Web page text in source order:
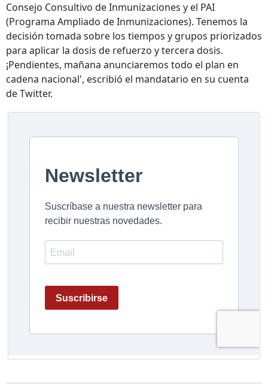
Consejo Consultivo de Inmunizaciones y el PAI
(Programa Ampliado de Inmunizaciones). Tenemos la
decisión tomada sobre los tiempos y grupos priorizados
para aplicar la dosis de refuerzo y tercera dosis.
¡Pendientes, mañana anunciaremos todo el plan en
cadena nacional', escribió el mandatario en su cuenta
de Twitter.